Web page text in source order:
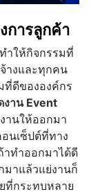
การลูกค้า
ำให้กิจกรรมที่
างและทุกคน
ที่ดีขององค์กร
งาน Event
านให้ออกมา
นเซ็ปต์ที่ทาง
าทำออกมาได้ดี
มาแล้วแย่งานก็
ที่กระทบหลาย